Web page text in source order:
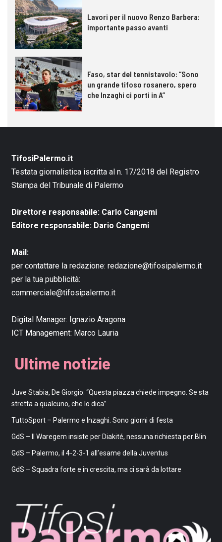
Lavori per il nuovo Renzo Barbera:
importante passo avanti
Faso, star del tennistavolo: “Sono
un grande tifoso rosanero, spero
che Inzaghi ci porti in A”
TifosiPalermo.it
Testata giornalistica iscritta al n. 17/2018 del Registro
Stampa del Tribunale di Palermo
Direttore responsabile: Carlo Cangemi
Editore responsabile: Dario Cangemi
Mail:
per contattare la redazione: redazione@tifosipalermo.it
per la tua pubblicità:
commerciale@tifosipalermo.it
Digital Manager: Ignazio Aragona
ICT Management: Marco Lauria
Ultime notizie
Juve Stabia, De Giorgio: “Questa piazza chiede impegno. Se sta
stretta a qualcuno, che lo dica”
TuttoSport – Palermo e Inzaghi. Sono giorni di festa
GdS – Il Waregem insiste per Diakité, nessuna richiesta per Blin
GdS – Palermo, il 4-2-3-1 all’esame della Juventus
GdS – Squadra forte e in crescita, ma ci sarà da lottare